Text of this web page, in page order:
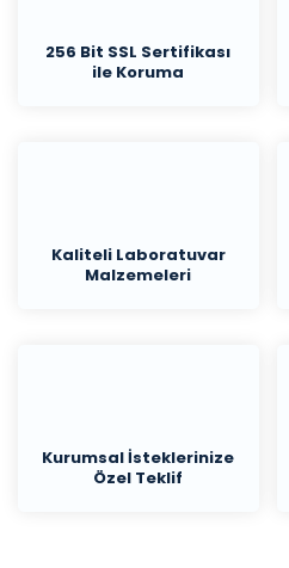
256 Bit SSL Sertifikası
ile Koruma
Kaliteli Laboratuvar
Malzemeleri
Kurumsal İsteklerinize
Özel Teklif